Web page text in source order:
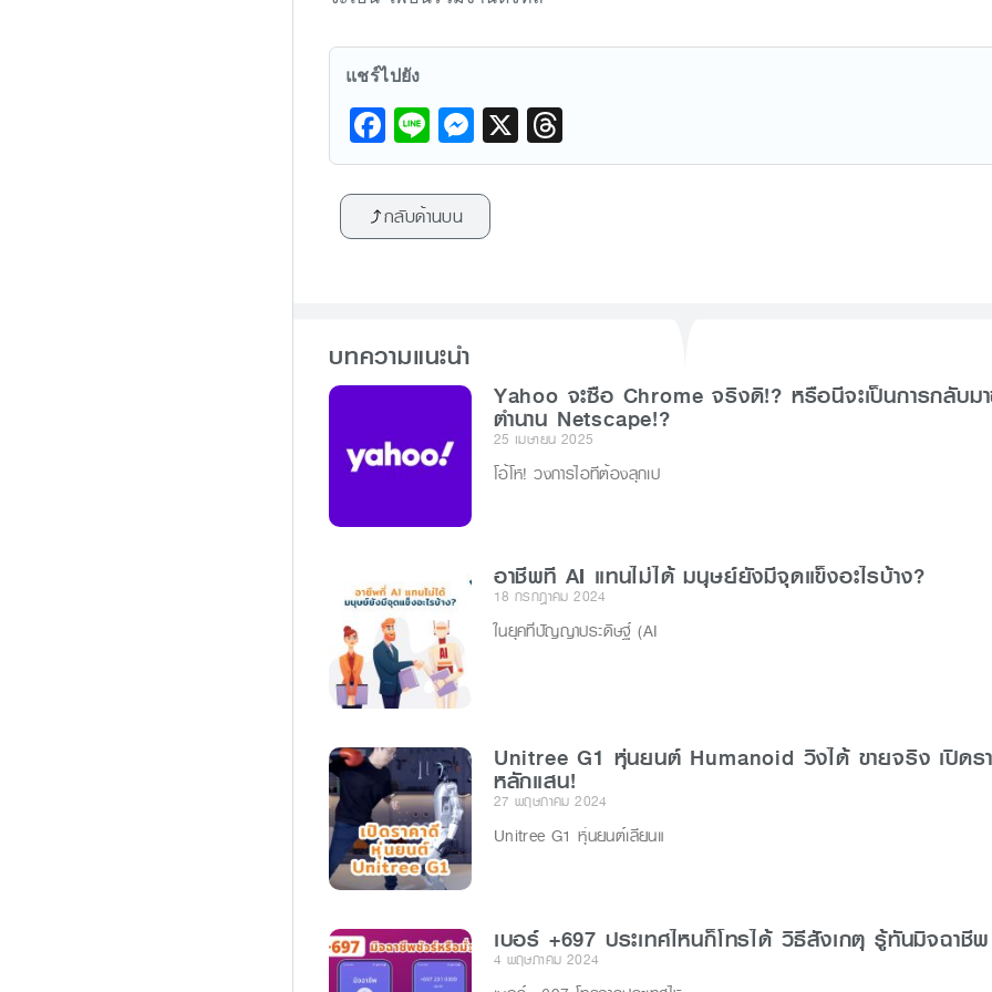
แชร์ไปยัง
F
a
c
e
k
Li
n
e
M
e
s
s
X
hr
กลับด้านบน
บทความแนะนำ
Yahoo จะซื้อ Chrome จริงดิ!? หรือนี่จะเป็นการกลับม
ตำนาน Netscape!?
25 เมษายน 2025
โอ้โห! วงการไอทีต้องลุกเป
อาชีพที่ AI แทนไม่ได้ มนุษย์ยังมีจุดแข็งอะไรบ้าง?
18 กรกฎาคม 2024
ในยุคที่ปัญญาประดิษฐ์ (AI
Unitree G1 หุ่นยนต์ Humanoid วิ่งได้ ขายจริง เปิดร
หลักแสน!
27 พฤษภาคม 2024
Unitree G1 หุ่นยนต์เลียนแ
เบอร์ +697 ประเทศไหนก็โทรได้ วิธีสังเกตุ รู้ทันมิจฉาชีพ
4 พฤษภาคม 2024